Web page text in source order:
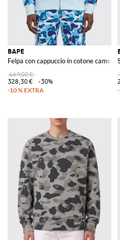
BAPE
Felpa con cappuccio in cotone
469,00 €
328,30 €
-30%